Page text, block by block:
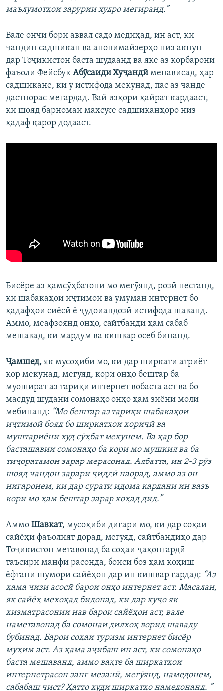
маълумотҳои зарурии худро мегиранд.”
Вале ончӣ бори аввал садо медиҳад, ин аст, ки
чандин садшикан ва анонимайзерҳо низ акнун
дар Тоҷикистон баста шудаанд ва яке аз корбарони
фаъоли Фейсбук Абӯсаиди Хуҷандӣ менависад, ҳар
садшикане, ки ӯ истифода мекунад, пас аз чанде
дастнорас мегардад. Вай изҳори ҳайрат кардааст,
ки шояд барномаи махсусе садшиканҳоро низ
ҳадаф қарор додааст.
Бисёре аз ҳамсӯҳбатони мо мегӯянд, розӣ нестанд,
ки шабакаҳои иҷтимоӣ ва умуман интернет бо
ҳадафҳои сиёсӣ ё ҷудоиандозӣ истифода шаванд.
Аммо, меафзоянд онҳо, сайтбандӣ ҳам сабаб
мешавад, ки мардум ва кишвар осеб бинанд.
Ҷамшед, як мусоҳиби мо, ки дар ширкати атриёт
кор мекунад, мегӯяд, кори онҳо бештар ба
муошират аз тариқи интернет вобаста аст ва бо
масдуд шудани сомонаҳо онҳо ҳам зиёни молӣ
мебинанд: “Мо бештар аз тариқи шабакаҳои
иҷтимоӣ бояд бо ширкатҳои хориҷӣ ва
муштариёни худ сӯҳбат мекунем. Ва ҳар бор
басташавии сомонаҳо ба кори мо мушкил ва ба
тиҷоратамон зарар мерасонад. Албатта, ин 2-3 рӯз
шояд чандон зарари ҷиддӣ наорад, аммо аз он
нигаронем, ки дар сурати идома кардани ин вазъ
кори мо ҳам бештар зарар хоҳад дид.”
Аммо Шавкат, мусоҳиби дигари мо, ки дар соҳаи
сайёҳӣ фаъолият дорад, мегӯяд, сайтбандиҳо дар
Тоҷикистон метавонад ба соҳаи ҷаҳонгардӣ
таъсири манфӣ расонда, боиси боз ҳам коҳиш
ёфтани шумори сайёҳон дар ин кишвар гардад: “Аз
ҳама чизи асосӣ барои онҳо интернет аст. Масалан,
як сайёҳ мехоҳад бидонад, ки дар куҷо як
хизматрасонии нав барои сайёҳон аст, вале
наметавонад ба сомонаи дилхоҳ ворид шаваду
бубинад. Барои соҳаи туризм интернет бисёр
муҳим аст. Аз ҳама аҷибаш ин аст, ки сомонаҳо
баста мешаванд, аммо вақте ба ширкатҳои
интернетрасон занг мезанӣ, мегӯянд, намедонем,
сабабаш чист? Ҳатто худи ширкатҳо намедонанд. ”